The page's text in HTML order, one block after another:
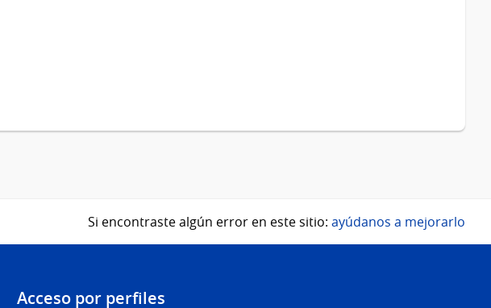
Si encontraste algún error en este sitio: ayúdanos a mejorarlo
Acceso por perfiles